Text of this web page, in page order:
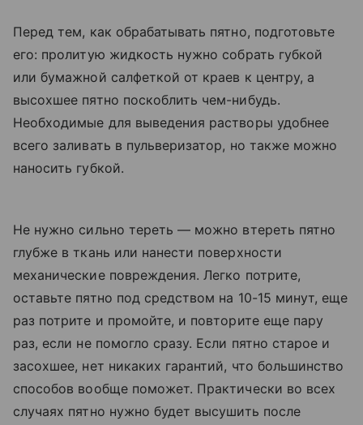
Перед тем, как обрабатывать пятно, подготовьте
его: пролитую жидкость нужно собрать губкой
или бумажной салфеткой от краев к центру, а
высохшее пятно поскоблить чем-нибудь.
Необходимые для выведения растворы удобнее
всего заливать в пульверизатор, но также можно
наносить губкой.
Не нужно сильно тереть — можно втереть пятно
глубже в ткань или нанести поверхности
механические повреждения. Легко потрите,
оставьте пятно под средством на 10-15 минут, еще
раз потрите и промойте, и повторите еще пару
раз, если не помогло сразу. Если пятно старое и
засохшее, нет никаких гарантий, что большинство
способов вообще поможет. Практически во всех
случаях пятно нужно будет высушить после